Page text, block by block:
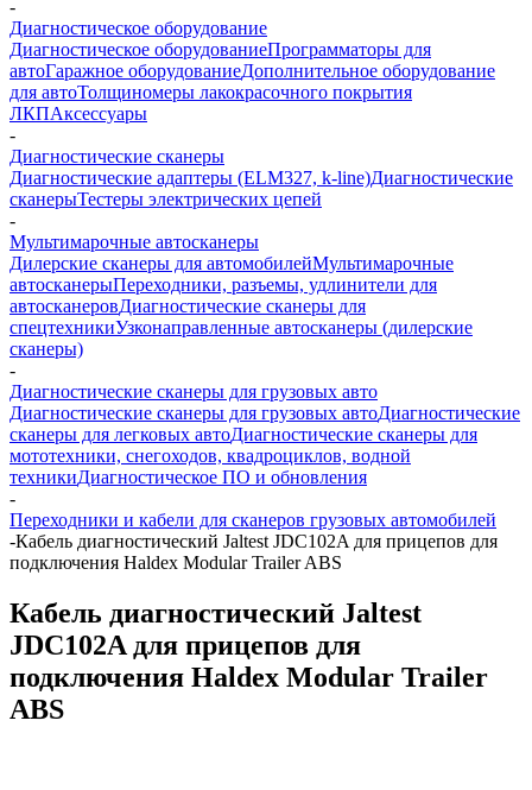
-
Диагностическое оборудование
Диагностическое оборудованиеПрограмматоры для
автоГаражное оборудованиеДополнительное оборудование
для автоТолщиномеры лакокрасочного покрытия
ЛКПАксессуары
-
Диагностические сканеры
Диагностические адаптеры (ELM327, k-line)Диагностические
сканерыТестеры электрических цепей
-
Мультимарочные автосканеры
Дилерские сканеры для автомобилейМультимарочные
автосканерыПереходники, разъемы, удлинители для
автосканеровДиагностические сканеры для
спецтехникиУзконаправленные автосканеры (дилерские
сканеры)
-
Диагностические сканеры для грузовых авто
Диагностические сканеры для грузовых автоДиагностические
сканеры для легковых автоДиагностические сканеры для
мототехники, снегоходов, квадроциклов, водной
техникиДиагностическое ПО и обновления
-
Переходники и кабели для сканеров грузовых автомобилей
-Кабель диагностический Jaltest JDC102A для прицепов для
подключения Haldex Modular Trailer ABS
Кабель диагностический Jaltest
JDC102A для прицепов для
подключения Haldex Modular Trailer
ABS